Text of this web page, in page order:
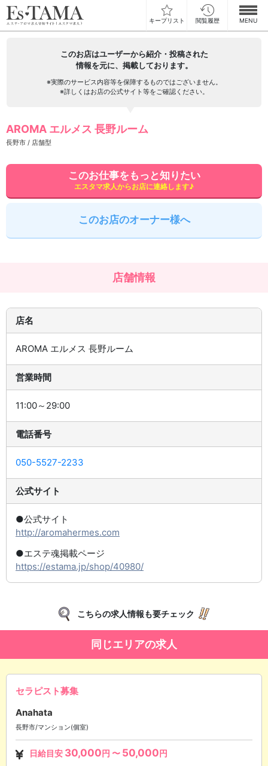
キープリスト 閲覧履歴 MENU
スカウト型求人エスジョブ
メンズエステコラム
ログイン 新規会員登録
このお店はユーザーから紹介・投稿された
情報を元に、掲載しております。
※実際のサービス内容等を保障するものではございません。
※詳しくはお店の公式サイト等をご確認ください。
AROMA エルメス 長野ルーム
長野市 / 店舗型
このお仕事をもっと知りたい
エスタマ求人からお店に連絡します♪
このお店のオーナー様へ
店舗情報
店名
AROMA エルメス 長野ルーム
営業時間
11:00～29:00
電話番号
050-5527-2233
公式サイト
●公式サイト
http://aromahermes.com
●エステ魂掲載ページ
https://estama.jp/shop/40980/
こちらの求人情報も要チェック
同じエリアの求人
セラピスト募集
Anahata
長野市/マンション(個室)
日給目安 30,000円 〜 50,000円